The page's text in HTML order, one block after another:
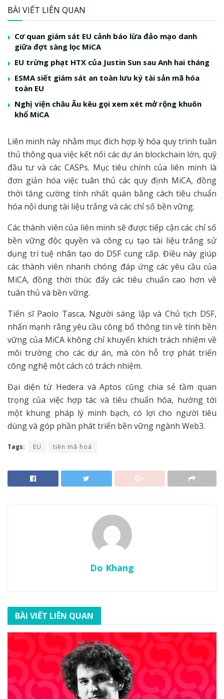
BÀI VIẾT LIÊN QUAN
Cơ quan giám sát EU cảnh báo lừa đảo mạo danh
giữa đợt sàng lọc MiCA
EU trừng phạt HTX của Justin Sun sau Anh hai tháng
ESMA siết giám sát an toàn lưu ký tài sản mã hóa
toàn EU
Nghị viện châu Âu kêu gọi xem xét mở rộng khuôn
khổ MiCA
Liên minh này nhằm mục đích hợp lý hóa quy trình tuân
thủ thông qua việc kết nối các dự án blockchain lớn, quỹ
đầu tư và các CASPs. Mục tiêu chính của liên minh là
đơn giản hóa việc tuân thủ các quy định MiCA, đồng
thời tăng cường tính nhất quán bằng cách tiêu chuẩn
hóa nội dung tài liệu trắng và các chỉ số bền vững.
Các thành viên của liên minh sẽ được tiếp cận các chỉ số
bền vững độc quyền và công cụ tạo tài liệu trắng sử
dụng trí tuệ nhân tạo do DSF cung cấp. Điều này giúp
các thành viên nhanh chóng đáp ứng các yêu cầu của
MiCA, đồng thời thúc đẩy các tiêu chuẩn cao hơn về
tuân thủ và bền vững.
Tiến sĩ Paolo Tasca, Người sáng lập và Chủ tịch DSF,
nhấn mạnh rằng yêu cầu công bố thông tin về tính bền
vững của MiCA không chỉ khuyến khích trách nhiệm về
môi trường cho các dự án, mà còn hỗ trợ phát triển
công nghệ một cách có trách nhiệm.
Đại diện từ Hedera và Aptos cũng chia sẻ tầm quan
trọng của việc hợp tác và tiêu chuẩn hóa, hướng tới
một khung pháp lý minh bạch, có lợi cho người tiêu
dùng và góp phần phát triển bền vững ngành Web3.
Tags: EU tiền mã hoá
Do Khang
BÀI VIẾT LIÊN QUAN